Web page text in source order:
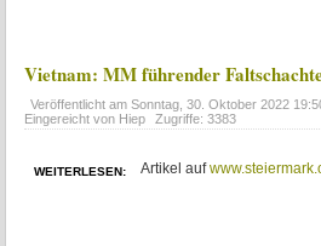
Vietnam: MM führender
Veröffentlicht am Sonntag, 30. Oktober 2022
Eingereicht von Hiep
Zugriffe: 3383
Artikel auf
WEITERLESEN: